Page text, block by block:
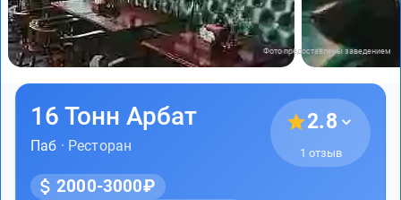
Фото предоставлены заведением
16 Тонн Арбат
Паб · Ресторан
2.8
1 отзыв
2000-3000₽